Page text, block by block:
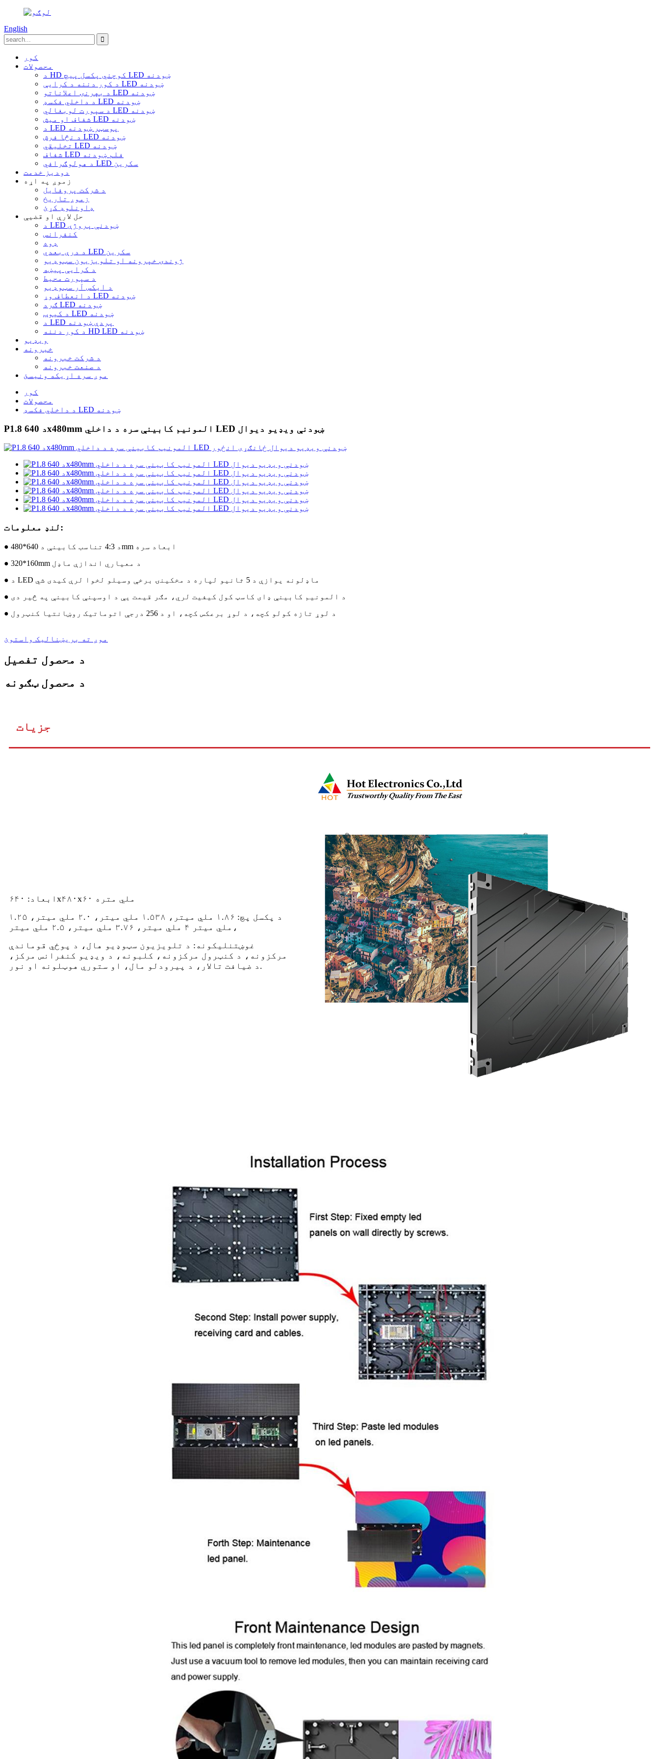
English
کور
محصولات
د HD کوچني پکسل پیچ LED ښودنه
د کور دننه د کرایې LED ښودنه
د بهرنۍ اعلاناتو LED ښودنه
د داخلي فکسډ LED ښودنه
د سپورت لوبغالي LED ښودنه
شفاف او میش LED ښودنه
د LED پوسټر ښودنه
د نڅا فرش LED ښودنه
تخلیقي LED ښودنه
شفاف LED فلم ښودنه
د هولوګرافي LED سکرین
دودیز خدمت
زموږ په اړه
د شرکت پروفایل
زموږ تاریخ
ډاونلوډ کړئ
حل لارې او قضیې
د LED ښودنې پروژې
کنفرانس
ډوه
د درې بعدي LED سکرین
ژوندۍ خپرونه او تلویزیون سټوډیو
د کرایې پیښه
د سپورت محیط
د ایکس آر سټوډیو
د انعطاف وړ LED ښودنه
ګرد LED ښودنه
د کیوب LED ښودنه
د LED پردې ښودنه
د کور دننه HD LED ښودنه
ویډیو
خبرونه
د شرکت خبرونه
د صنعت خبرونه
موږ سره اړیکه ونیسئ
کور
محصولات
د داخلي فکسډ LED ښودنه
P1.8 د 640x480mm المونیم کابینې سره د داخلي LED ښودنې ویډیو دیوال
لنډ معلومات:
● د 4:3 تناسب کابینې د 640*480mm ابعاد سره
● 320*160mm د معیاري اندازې ماډل
● د LED ماډلونه یوازې د 5 ثانیو لپاره د مخکینۍ برخې وسیلو لخوا لرې کیدی شي
● د المونیم کابینې ډای کاسټ کول کیفیت لري، مګر قیمت یې د اوسپنې کابینې په څیر دی
● د لوړ تازه کولو کچه، د لوړ برعکس کچه، او د 256 درجې اتوماتیک روښانتیا کنټرول
موږ ته بریښنالیک واستوئ
د محصول تفصیل
د محصول ټګونه
جزیات
ابعاد: ۶۴۰x۴۸۰x۶۰ ملي متره
د پکسل پچ: ۱.۸۶ ملي میتر، ۱.۵۳۸ ملي میتر، ۲.۰ ملي میتر، ۱.۲۵
ملي میتر ۴ ملي میتر، ۳.۷۶ ملي میتر، ۲.۵ ملي میتر،
غوښتنلیکونه: د تلویزیون سټوډیو هال، د پوځي قوماندې
مرکزونه، د کنټرول مرکزونه، کلبونه، د ویډیو کنفرانس مرکز،
د ضیافت تالار، د پیرودلو مال، او ستوري هوټلونه او نور.